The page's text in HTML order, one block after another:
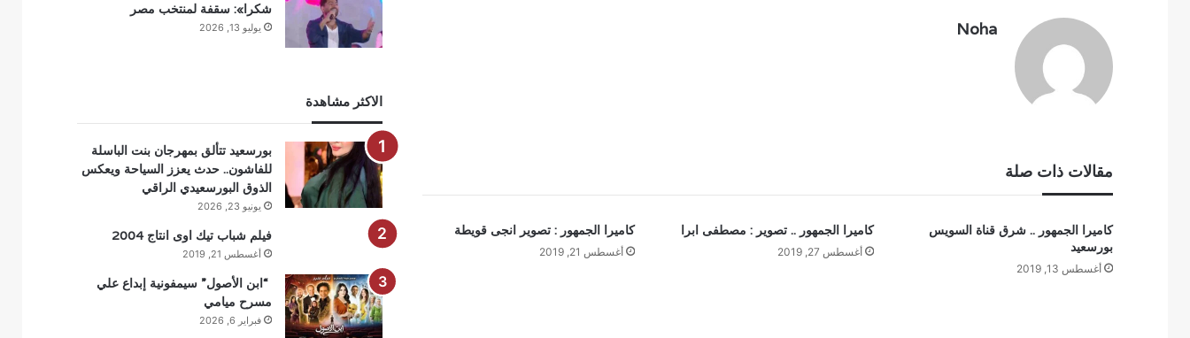
Noha
مقالات ذات صلة
كاميرا الجمهور .. شرق قناة السويس
بورسعيد
أغسطس 13, 2019
كاميرا الجمهور .. تصوير : مصطفى ابرا
أغسطس 27, 2019
كاميرا الجمهور : تصوير انجى قويطة
أغسطس 21, 2019
شكرا»: سقفة لمنتخب مصر
يوليو 13, 2026
الاكثر مشاهدة
بورسعيد تتألق بمهرجان بنت الباسلة
للفاشون.. حدث يعزز السياحة ويعكس
الذوق البورسعيدي الراقي
يونيو 23, 2026
فيلم شباب تيك اوى انتاج 2004
أغسطس 21, 2019
“ابن الأصول” سيمفونية إبداع علي
مسرح ميامي
فبراير 6, 2026